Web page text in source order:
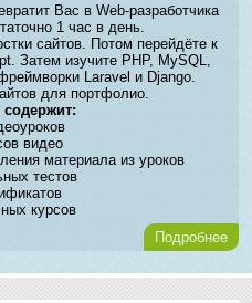
Вас в Web-разработчика
1 час в день.
сайтов. Потом перейдёте к
Затем изучите PHP, MySQL,
Laravel и Django.
для портфолио.
видео
материала из уроков
тестов
курсов
Подробнее